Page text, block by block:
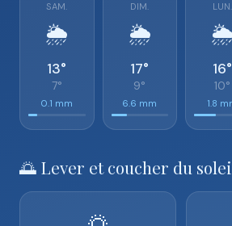
SAM.
🌦️
13°
7°
0.1 mm
DIM.
🌦️
17°
9°
6.6 mm
LUN.
🌦️
16°
10°
1.8
🌅 Lever et coucher du